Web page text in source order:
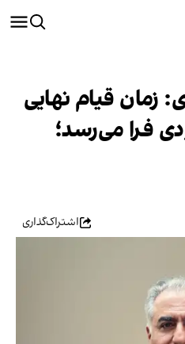
زمان قیام نهایی
فرا می‌رسد؛
اشتراک‌گذاری